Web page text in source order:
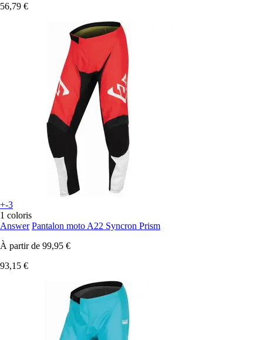
56,79 €
+-3
1 coloris
Answer Pantalon moto A22 Syncron Prism
À partir de 99,95 €
93,15 €